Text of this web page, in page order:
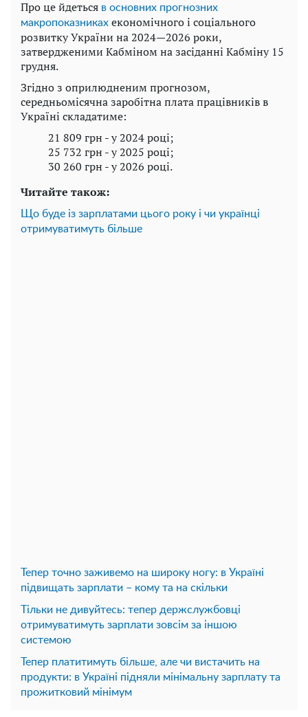
Про це йдеться в основних прогнозних
макропоказниках економічного і соціального
розвитку України на 2024—2026 роки,
затвердженими Кабміном на засіданні Кабміну 15
грудня.
Згідно з оприлюдненим прогнозом,
середньомісячна заробітна плата працівників в
Україні складатиме:
21 809 грн - у 2024 році;
25 732 грн - у 2025 році;
30 260 грн - у 2026 році.
Читайте також:
Що буде із зарплатами цього року і чи українці
отримуватимуть більше
Тепер точно заживемо на широку ногу: в Україні
підвищать зарплати – кому та на скільки
Тільки не дивуйтесь: тепер держслужбовці
отримуватимуть зарплати зовсім за іншою
системою
Тепер платитимуть більше, але чи вистачить на
продукти: в Україні підняли мінімальну зарплату та
прожитковий мінімум